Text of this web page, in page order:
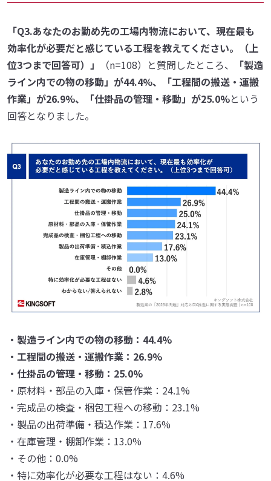
「Q3.あなたのお勤め先の工場内物流において、現在最も
効率化が必要だと感じている工程を教えてください。（上
位3つまで回答可）」
（n=108）と質問したところ、
「製造
ライン内での物の移動」が44.4%、「工程間の搬送・運搬
作業」が26.9%、「仕掛品の管理・移動」が25.0%という
回答となりました。
・製造ライン内での物の移動：44.4%
・工程間の搬送・運搬作業：26.9%
・仕掛品の管理・移動：25.0%
・原材料・部品の入庫・保管作業：24.1%
・完成品の検査・梱包工程への移動：23.1%
・製品の出荷準備・積込作業：17.6%
・在庫管理・棚卸作業：13.0%
・その他：0.0%
・特に効率化が必要な工程はない：4.6%